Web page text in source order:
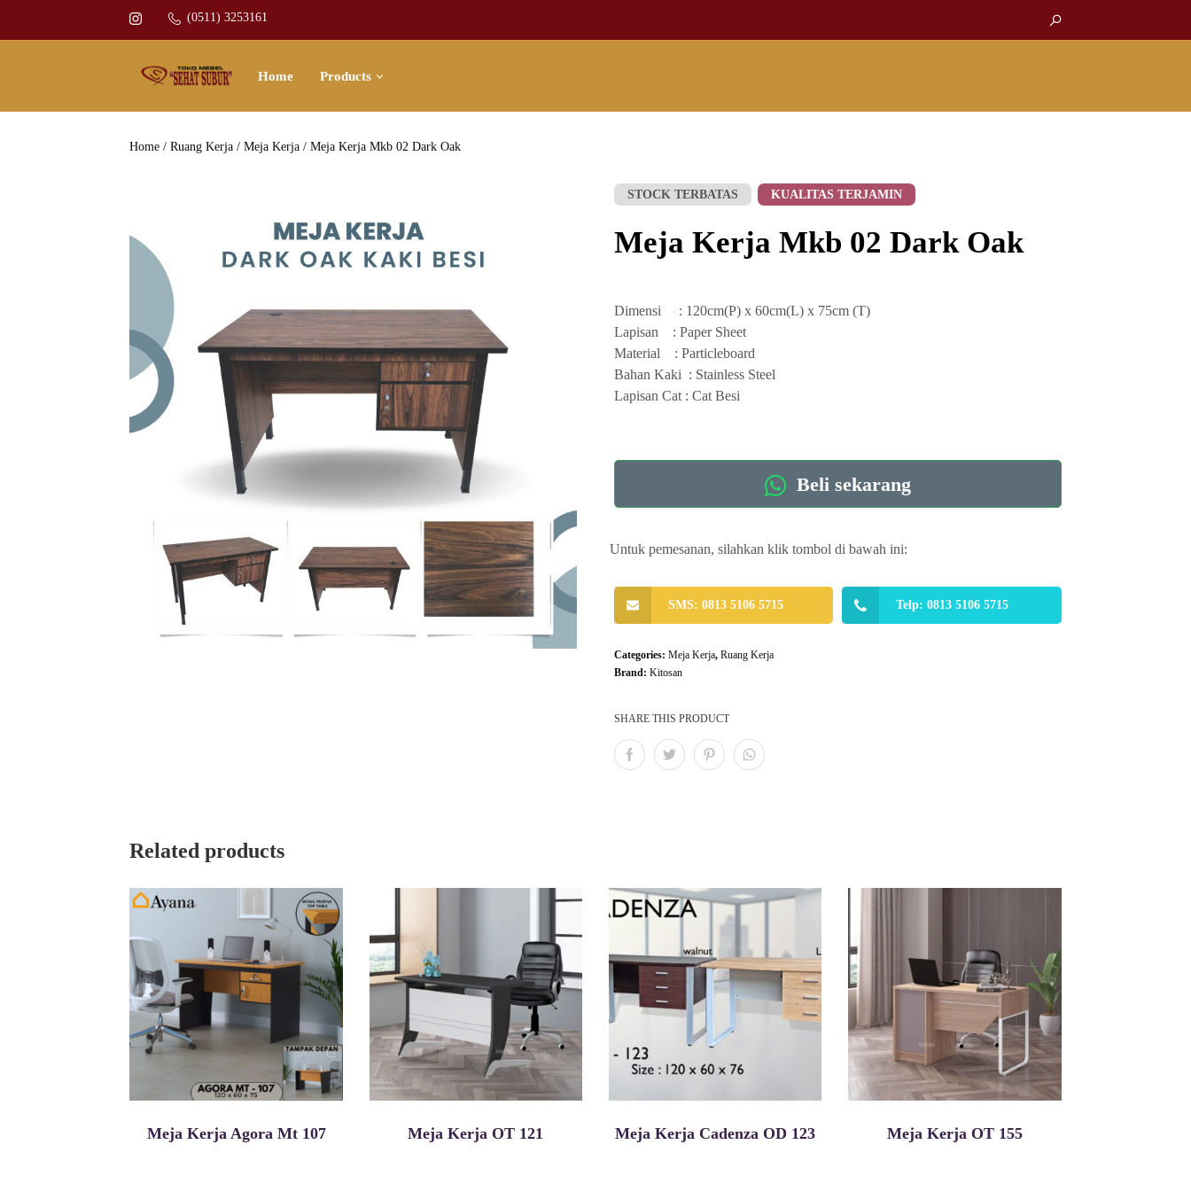
(0511) 3253161
Home Products
Home /Ruang Kerja /Meja Kerja / Meja Kerja Mkb 02 Dark Oak
STOCK TERBATAS KUALITAS TERJAMIN
Meja Kerja Mkb 02 Dark Oak
Dimensi : 120cm(P) x 60cm(L) x 75cm (T)
Lapisan : Paper Sheet
Material : Particleboard
Bahan Kaki : Stainless Steel
Lapisan Cat : Cat Besi
Beli sekarang
Untuk pemesanan, silahkan klik tombol di bawah ini:
SMS: 0813 5106 5715 Telp: 0813 5106 5715
Categories:Meja Kerja,Ruang Kerja
Brand:Kitosan
SHARE THIS PRODUCT
Related products
Meja Kerja Agora Mt 107 Meja Kerja OT 121 Meja Kerja Cadenza OD 123 Meja Kerja OT 155